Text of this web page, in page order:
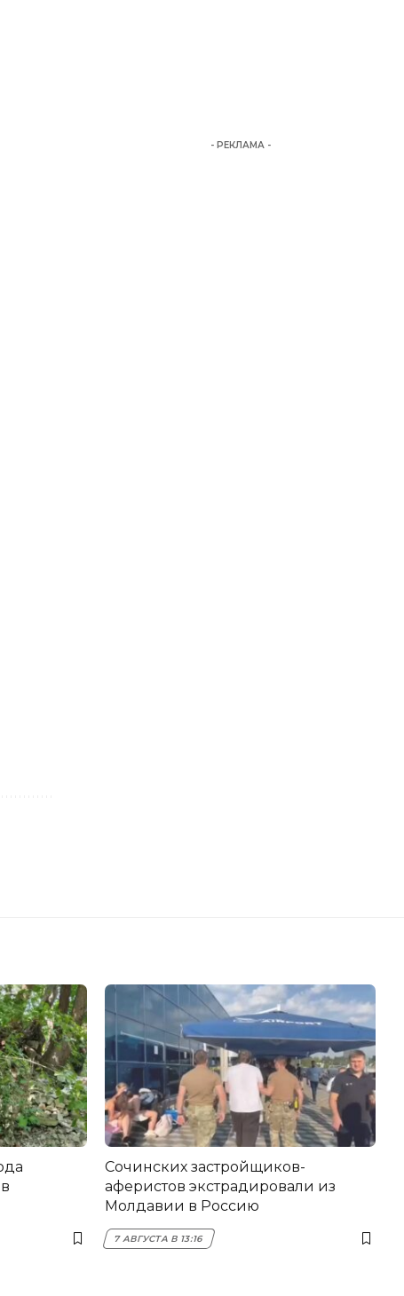
- РЕКЛАМА -
Сочинских застройщиков-
аферистов экстрадировали из
Молдавии в Россию
7 АВГУСТА В 13:16